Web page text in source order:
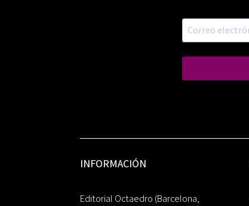
INFORMACIÓN
Editorial Octaedro (Barcelona,